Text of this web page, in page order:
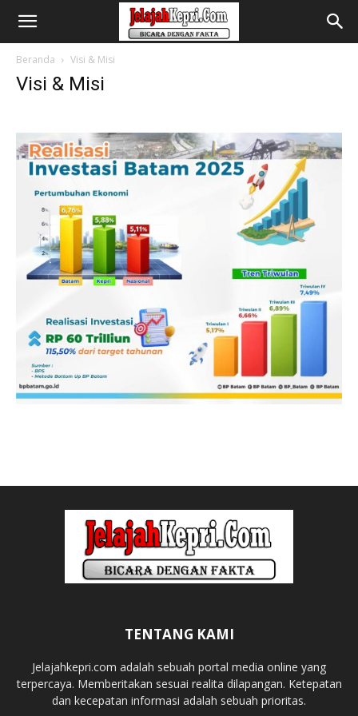
Beranda Visi & Misi
Visi & Misi
TENTANG KAMI
Jelajahkepri.com adalah sebuah portal media online yang
terpercaya. Memberitakan sesuai realita dilapangan. Ketepatan
dan kecepatan informasi adalah sebuah prioritas.